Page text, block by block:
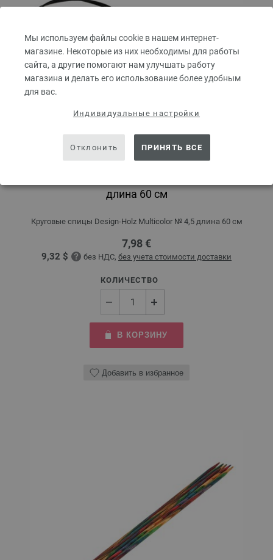
Мы используем файлы cookie в нашем интернет-
магазине. Некоторые из них необходимы для работы
сайта, а другие помогают нам улучшать работу
магазина и делать его использование более удобным
для вас.
Индивидуальные настройки
Отклонить ПРИНЯТЬ ВСЕ
длина 60 см
Круговые спицы Design-Holz Multicolor № 4,5 длина 60 см
7,98 €
9,32 $ без НДС, без учета стоимости доставки
КОЛИЧЕСТВО
В КОРЗИНУ
Добавить в избранное